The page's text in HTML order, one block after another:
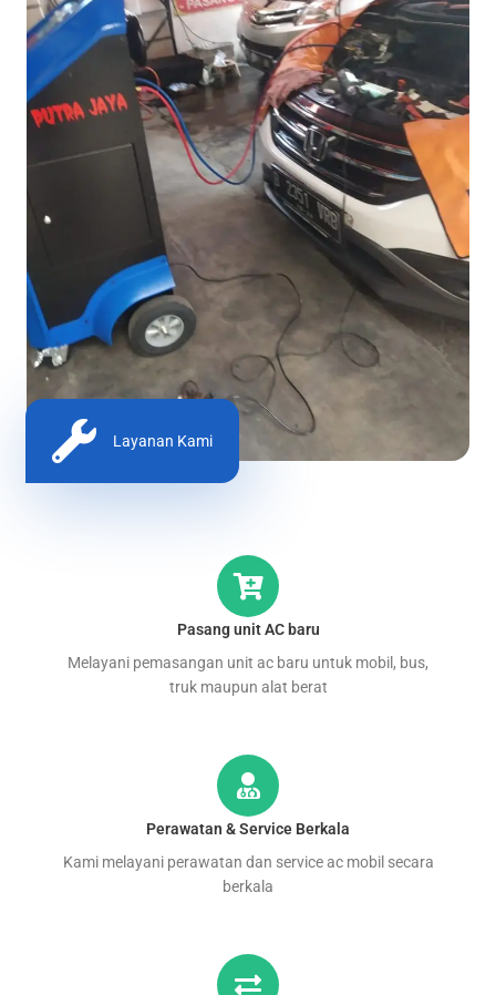
Layanan Kami
Pasang unit AC baru
Melayani pemasangan unit ac baru untuk mobil, bus,
truk maupun alat berat
Perawatan & Service Berkala
Kami melayani perawatan dan service ac mobil secara
berkala